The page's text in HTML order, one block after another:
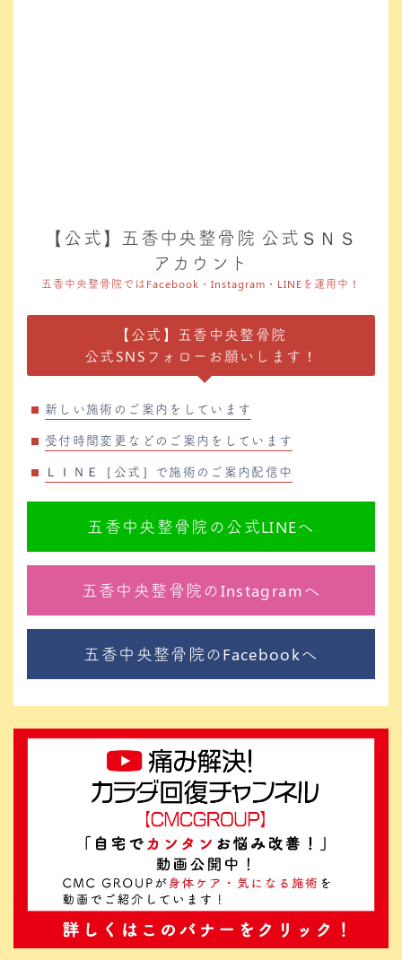
【公式】五香中央整骨院 公式ＳＮＳ
アカウント
五香中央整骨院ではFacebook・Instagram・LINEを運用中！
【公式】五香中央整骨院
公式SNSフォローお願いします！
新しい施術のご案内をしています
受付時間変更などのご案内をしています
ＬＩＮＥ［公式］で施術のご案内配信中
五香中央整骨院の公式LINEへ
五香中央整骨院のInstagramへ
五香中央整骨院のFacebookへ